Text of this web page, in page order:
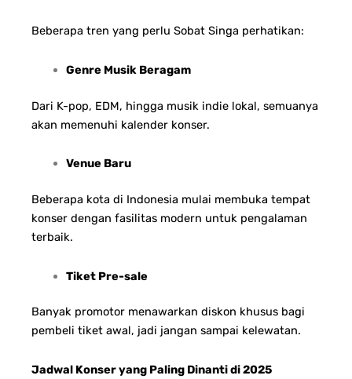
Beberapa tren yang perlu Sobat Singa perhatikan:
Genre Musik Beragam
Dari K-pop, EDM, hingga musik indie lokal, semuanya
akan memenuhi kalender konser.
Venue Baru
Beberapa kota di Indonesia mulai membuka tempat
konser dengan fasilitas modern untuk pengalaman
terbaik.
Tiket Pre-sale
Banyak promotor menawarkan diskon khusus bagi
pembeli tiket awal, jadi jangan sampai kelewatan.
Jadwal Konser yang Paling Dinanti di 2025